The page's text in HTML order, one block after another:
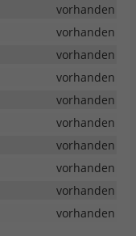
vorhanden
vorhanden
vorhanden
vorhanden
vorhanden
vorhanden
vorhanden
vorhanden
vorhanden
vorhanden